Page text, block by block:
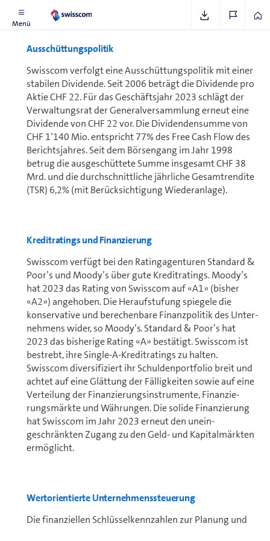
Menü
Ausschüttungspolitik
Swisscom verfolgt eine Ausschüttungspolitik mit einer
stabilen Dividende. Seit 2006 beträgt die Dividende pro
Aktie CHF 22. Für das Ge­schäfts­jahr 2023 schlägt der
Ver­wal­tungs­rat der Ge­ne­ral­ver­samm­lung erneut eine
Dividende von CHF 22 vor. Die Dividendensumme von
CHF 1’140 Mio. entspricht 77% des Free Cash Flow des
Berichts­jahres. Seit dem Börsengang im Jahr 1998
betrug die ausgeschüttete Summe insgesamt CHF 38
Mrd. und die durch­schnitt­liche jährliche Gesamtrendite
(TSR) 6,2% (mit Be­rück­sich­ti­gung Wiederanlage).
Kreditratings und Finanzierung
Swisscom verfügt bei den Ratingagenturen Standard &
Poor’s und Moody’s über gute Kreditratings. Moody’s
hat 2023 das Rating von Swisscom auf «A1» (bisher
«A2») angehoben. Die Heraufstufung spiegele die
konservative und berechenbare Finanzpolitik des Un­ter­
neh­mens wider, so Moody’s. Standard & Poor’s hat
2023 das bisherige Rating «A» bestätigt. Swisscom ist
bestrebt, ihre Single-A-Kreditratings zu halten.
Swisscom diversifiziert ihr Schul­den­port­fo­lio breit und
achtet auf eine Glättung der Fälligkeiten sowie auf eine
Verteilung der Fi­nan­zie­rungs­in­stru­men­te, Fi­nan­zie­
rungs­märk­te und Währungen. Die solide Finan­zierung
hat Swisscom im Jahr 2023 erneut den unein­
geschränkten Zugang zu den Geld- und Kapitalmärkten
ermöglicht.
Wertorientierte Un­ter­neh­mens­steuerung
Die finanziellen Schlüsselkennzahlen zur Planung und